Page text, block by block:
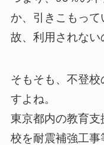
か、引きこもっ
故、利用されない
そもそも、不登
すよね。
東京都内の教育
校を耐震補強工事